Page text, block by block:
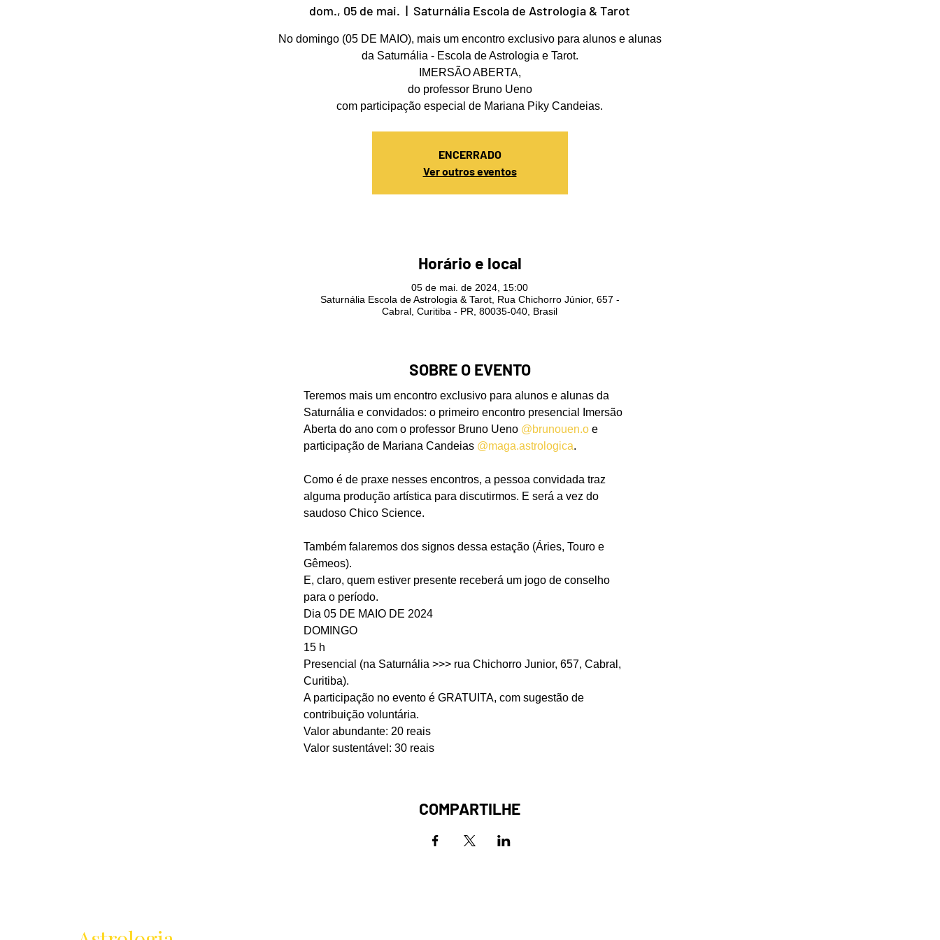
dom., 05 de mai.
  |
Saturnália Escola de Astrologia & Tarot
No domingo (05 DE MAIO), mais um encontro exclusivo para alunos e alunas
da Saturnália - Escola de Astrologia e Tarot.
IMERSÃO ABERTA,
do professor Bruno Ueno
com participação especial de Mariana Piky Candeias.
ENCERRADO
Ver outros eventos
Horário e local
05 de mai. de 2024, 15:00
Saturnália Escola de Astrologia & Tarot, Rua Chichorro Júnior, 657 -
Cabral, Curitiba - PR, 80035-040, Brasil
SOBRE O EVENTO
Teremos mais um encontro exclusivo para alunos e alunas da
Saturnália e convidados: o primeiro encontro presencial Imersão
Aberta do ano com o professor Bruno Ueno @brunouen.o e
participação de Mariana Candeias @maga.astrologica.
Como é de praxe nesses encontros, a pessoa convidada traz
alguma produção artística para discutirmos. E será a vez do
saudoso Chico Science.
Também falaremos dos signos dessa estação (Áries, Touro e
Gêmeos).
E, claro, quem estiver presente receberá um jogo de conselho
para o período.
Dia 05 DE MAIO DE 2024
DOMINGO
15 h
Presencial (na Saturnália >>> rua Chichorro Junior, 657, Cabral,
Curitiba).
A participação no evento é GRATUITA, com sugestão de
contribuição voluntária.
Valor abundante: 20 reais
Valor sustentável: 30 reais
COMPARTILHE